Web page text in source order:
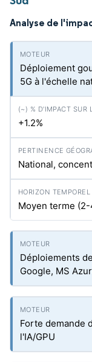
Analyse de
Déploiement
5G à l'échelle
+1.2%
National,
Moyen terme (2-
Déploiements
Google, MS
Forte demande
l'IA/GPU